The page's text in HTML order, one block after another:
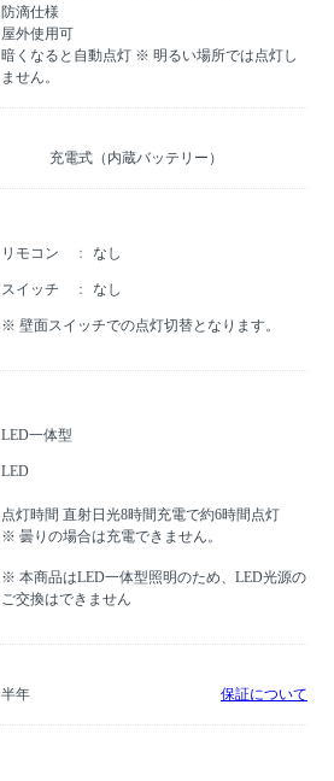
防滴仕様
屋外使用可
暗くなると自動点灯 ※ 明るい場所では点灯し
ません。
充電式（内蔵バッテリー）
リモコン
なし
スイッチ なし
※ 壁面スイッチでの点灯切替となります。
LED一体型
LED
点灯時間 直射日光8時間充電で約6時間点灯
※ 曇りの場合は充電できません。
※ 本商品はLED一体型照明のため、LED光源の
ご交換はできません
半年 保証について